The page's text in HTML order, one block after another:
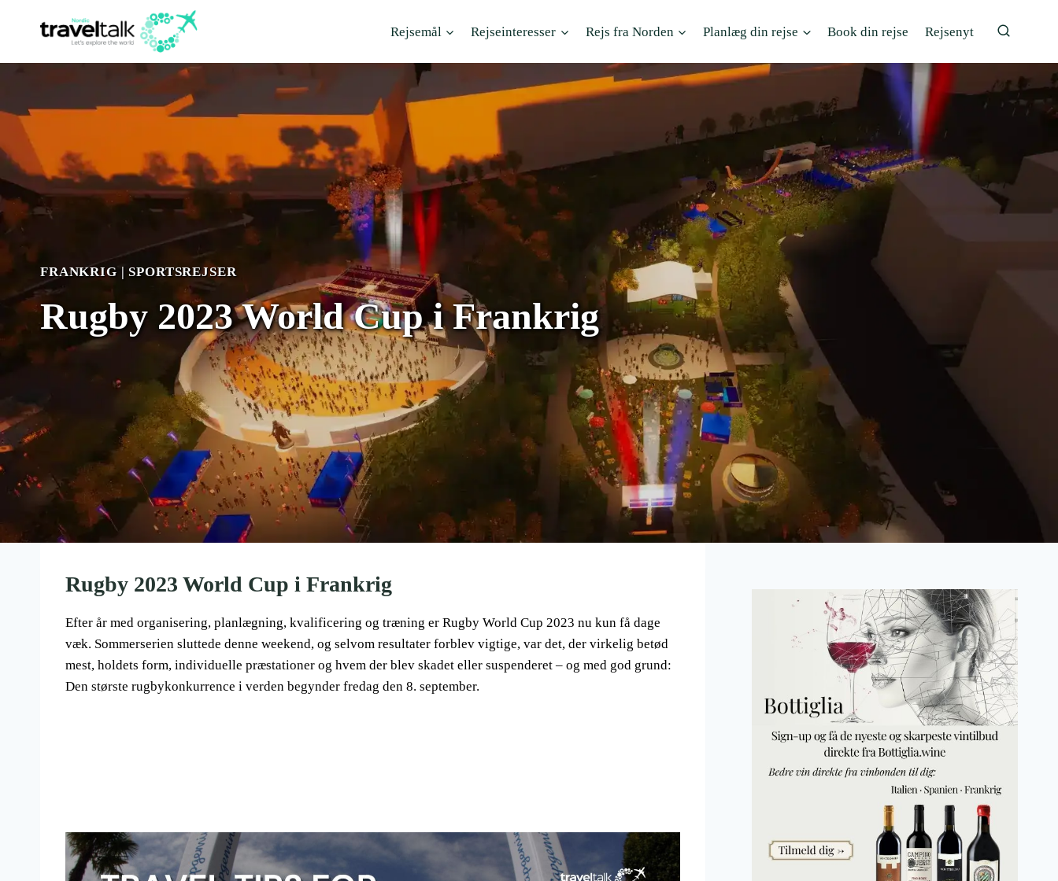
Rejsemål Rejseinteresser Rejs fra Norden Planlæg din rejse Book din rejse Rejsenyt
FRANKRIG|SPORTSREJSER
Rugby 2023 World Cup i Frankrig
Rugby 2023 World Cup i Frankrig
Efter år med organisering, planlægning, kvalificering og træning er Rugby World Cup 2023 nu kun få dage
væk. Sommerserien sluttede denne weekend, og selvom resultater forblev vigtige, var det, der virkelig betød
mest, holdets form, individuelle præstationer og hvem der blev skadet eller suspenderet – og med god grund:
Den største rugbykonkurrence i verden begynder fredag ​​den 8. september.